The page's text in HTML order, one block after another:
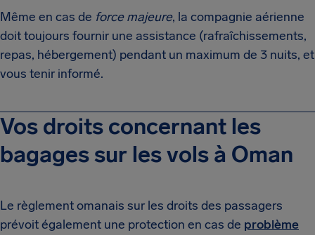
Même en cas de force majeure, la compagnie aérienne
doit toujours fournir une assistance (rafraîchissements,
repas, hébergement) pendant un maximum de 3 nuits, et
vous tenir informé.
Vos droits concernant les
bagages sur les vols à Oman
Le règlement omanais sur les droits des passagers
prévoit également une protection en cas de problème